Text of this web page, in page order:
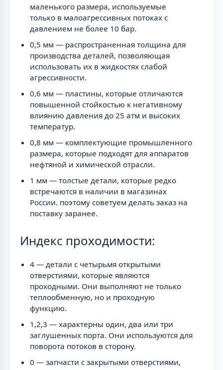
маленького размера, используемые
только в малоагрессивных потоках с
давлением не более 10 бар.
0,5 мм — распространенная толщина для
производства деталей, позволяющая
использовать их в жидкостях слабой
агрессивности.
0,6 мм — пластины, которые отличаются
повышенной стойкостью к негативному
влиянию давления до 25 атм и высоких
температур.
0,8 мм — комплектующие промышленного
размера, которые подходят для аппаратов
нефтяной и химической отрасли.
1 мм — толстые детали, которые редко
встречаются в наличии в магазинах
России. поэтому советуем делать заказ на
поставку заранее.
Индекс проходимости:
4 — детали с четырьмя открытыми
отверстиями, которые являются
проходными. Они выполняют не только
теплообменную, но и проходную
функцию.
1,2,3 — характерны один, два или три
заглушенных порта. Они используются для
поворота потоков в сторону.
0 — запчасти с закрытыми отверстиями,